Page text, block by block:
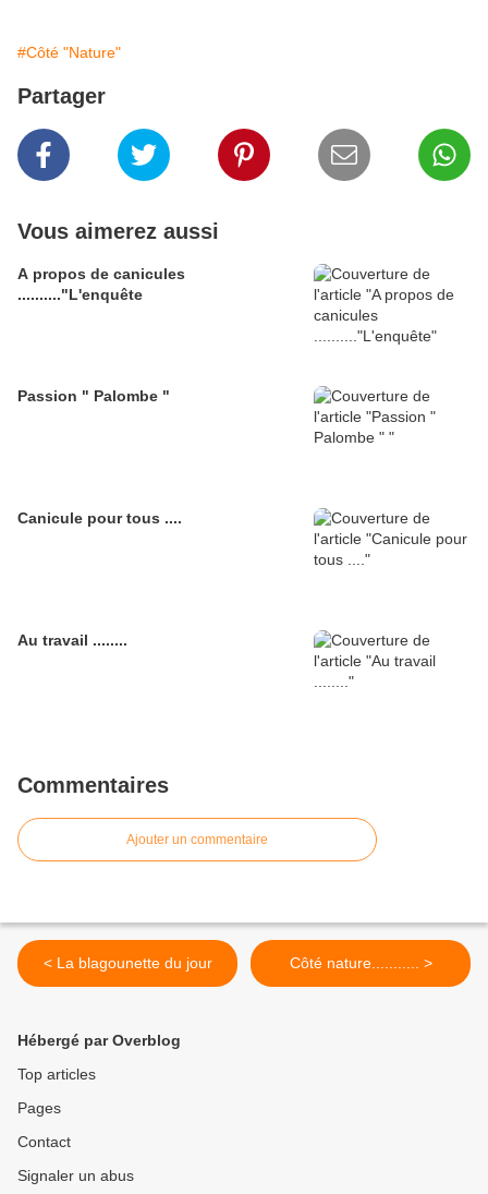
#Côté "Nature"
Partager
Vous aimerez aussi
A propos de canicules
.........."L'enquête
Passion " Palombe "
Canicule pour tous ....
Au travail ........
Commentaires
Ajouter un commentaire
< La blagounette du jour Côté nature........... >
Hébergé par Overblog
Top articles
Pages
Contact
Signaler un abus